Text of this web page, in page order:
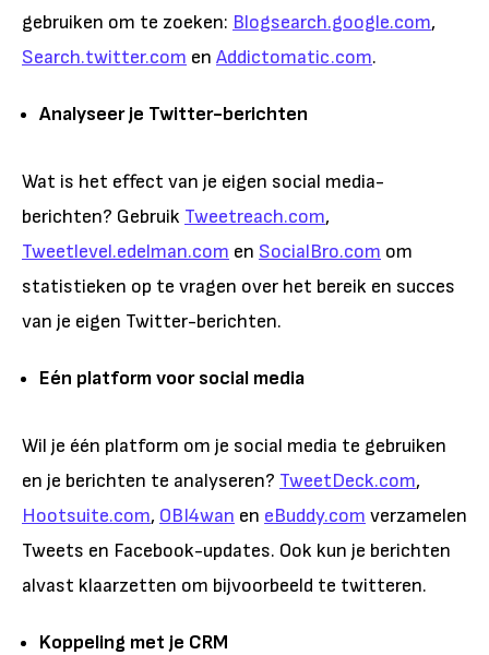
gebruiken om te zoeken: Blogsearch.google.com,
Search.twitter.com en Addictomatic.com.
Analyseer je Twitter-berichten
Wat is het effect van je eigen social media-
berichten? Gebruik Tweetreach.com,
Tweetlevel.edelman.com en SocialBro.com om
statistieken op te vragen over het bereik en succes
van je eigen Twitter-berichten.
Eén platform voor social media
Wil je één platform om je social media te gebruiken
en je berichten te analyseren? TweetDeck.com,
Hootsuite.com, OBI4wan en eBuddy.com verzamelen
Tweets en Facebook-updates. Ook kun je berichten
alvast klaarzetten om bijvoorbeeld te twitteren.
Koppeling met je CRM